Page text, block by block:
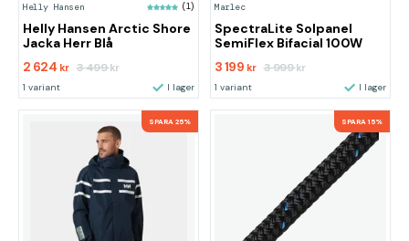
Helly Hansen (1)
Helly Hansen Arctic Shore
Jacka Herr Blå
2 624 kr 3 499kr
1 variant I lager
Marlec
SpectraLite Solpanel
SemiFlex Bifacial 100W
3 199 kr 3 999kr
1 variant I lager
SPARA 25% SPARA 15%